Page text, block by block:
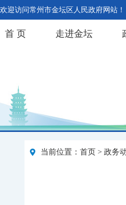
欢迎访问常州市金坛区人民政府网站！
首 页 走进金坛
当前位置： 首页 > 政务